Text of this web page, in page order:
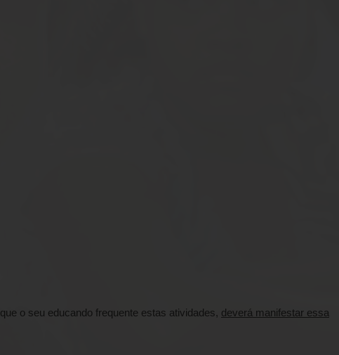
que o seu educando frequente estas atividades, deverá manifestar essa